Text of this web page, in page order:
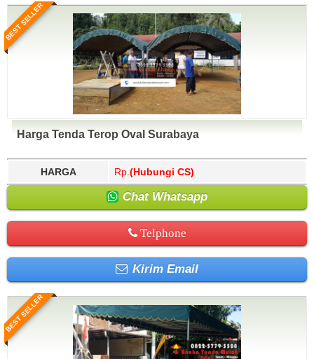
BEST SELLER
Harga Tenda Terop Oval Surabaya
HARGA Rp. (Hubungi CS)
Chat Whatsapp
Telphone
Kirim Email
BEST SELLER